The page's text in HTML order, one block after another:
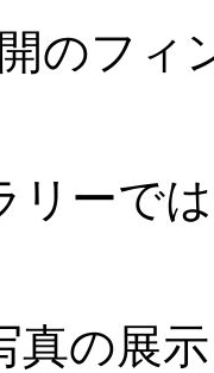
のフィ
リーで
真の展